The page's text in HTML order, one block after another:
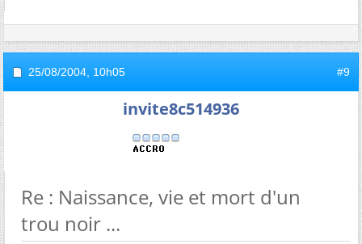
25/08/2004, 10h05 #9
invite8c514936
Re : Naissance, vie et mort d'un
trou noir ...